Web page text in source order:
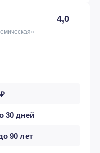
4,0
30 дней
90 лет